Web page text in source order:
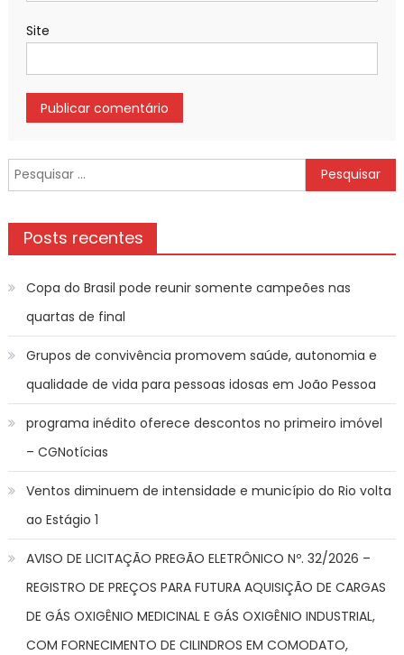
Site
Pesquisar
por:
Posts recentes
Copa do Brasil pode reunir somente campeões nas
quartas de final
Grupos de convivência promovem saúde, autonomia e
qualidade de vida para pessoas idosas em João Pessoa
programa inédito oferece descontos no primeiro imóvel
– CGNotícias
Ventos diminuem de intensidade e município do Rio volta
ao Estágio 1
AVISO DE LICITAÇÃO PREGÃO ELETRÔNICO Nº. 32/2026 –
REGISTRO DE PREÇOS PARA FUTURA AQUISIÇÃO DE CARGAS
DE GÁS OXIGÊNIO MEDICINAL E GÁS OXIGÊNIO INDUSTRIAL,
COM FORNECIMENTO DE CILINDROS EM COMODATO,